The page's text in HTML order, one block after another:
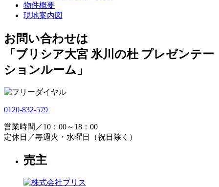
物件概要
現地案内図
お問い合わせは
「ブリシア大宮 氷川の杜 プレゼンテー
ションルーム」
0120-832-579
営業時間／10：00～18：00
定休日／毎週火・水曜日（祝日除く）
売主